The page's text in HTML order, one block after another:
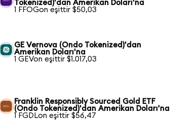
Tokenized)'dan Amerikan Doları'na
1 FFOGon eşittir $50,03
GE Vernova (Ondo Tokenized)'dan
Amerikan Doları'na
1 GEVon eşittir $1.017,03
Franklin Responsibly Sourced Gold ETF
(Ondo Tokenized)'dan Amerikan Doları'na
1 FGDLon eşittir $56,47